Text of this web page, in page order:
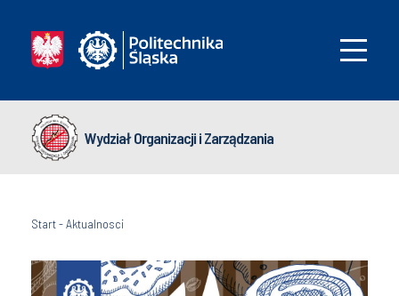
Wydział Organizacji i Zarządzania
Start-Aktualnosci